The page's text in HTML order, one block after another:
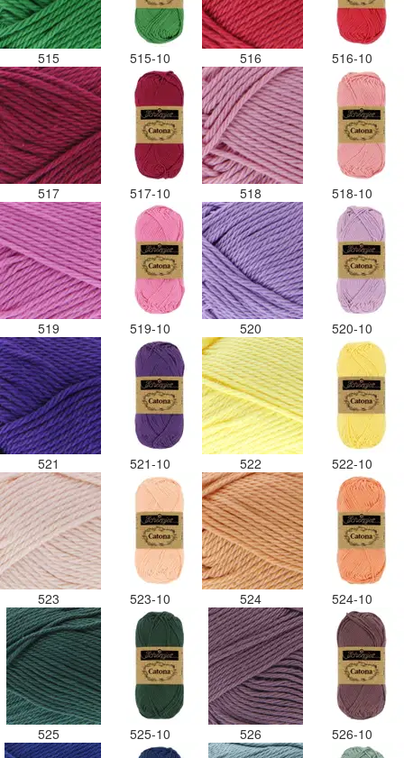
515 515-10 516 516-10
517 517-10 518 518-10
519 519-10 520 520-10
521 521-10 522 522-10
523 523-10 524 524-10
525 525-10 526 526-10